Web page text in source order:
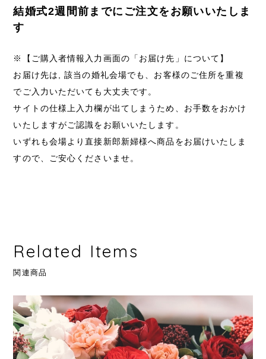
結婚式2週間前までにご注文をお願いいたしま
す
※【ご購入者情報入力画面の「お届け先」について】
お届け先は, 該当の婚礼会場でも、お客様のご住所を重複
でご入力いただいても大丈夫です。
サイトの仕様上入力欄が出てしまうため、お手数をおかけ
いたしますがご認識をお願いいたします。
いずれも会場より直接新郎新婦様へ商品をお届けいたしま
すので、ご安心くださいませ。
Related Items
関連商品